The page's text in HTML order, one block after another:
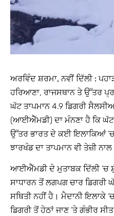
ਅਰਵਿੰਦ ਸ਼ਰਮਾ, ਨਵੀਂ ਦਿੱਲੀ :
ਹਰਿਆਣਾ, ਰਾਜਸਥਾਨ ਤੇ ਉੱਤਰ
ਘੱਟ ਤਾਪਮਾਨ 4.9 ਡਿਗਰੀ
(ਆਈਐੱਮਡੀ) ਦਾ ਮੰਨਣਾ ਹੈ ਕਿ ਘੱਟ
ਉੱਤਰ ਭਾਰਤ ਦੇ ਕਈ ਇਲਾਕਿਆਂ ’ਚ
ਝਾਰਖੰਡ ਦਾ ਤਾਪਮਾਨ ਵੀ ਤੇਜ਼ੀ ਨਾਲ
ਆਈਐੱਮਡੀ ਦੇ ਮੁਤਾਬਕ ਦਿੱਲੀ ’ਚ
ਸਾਧਾਰਨ ਤੋਂ ਲਗਪਗ ਚਾਰ ਡਿਗਰੀ
ਸਥਿਤੀ ਨਹੀਂ ਹੈ। ਮੈਦਾਨੀ ਇਲਾਕੇ
ਡਿਗਰੀ ਤੋਂ ਹੇਠਾਂ ਜਾਣ ’ਤੇ ਗੰਭੀਰ